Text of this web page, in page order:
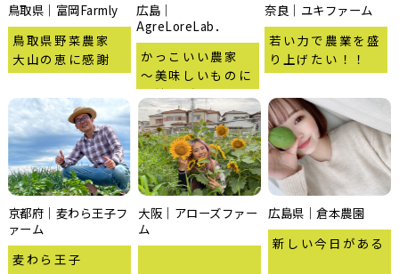
鳥取県｜富岡Farmly
鳥取県野菜農家
大山の恵に感謝
広島｜
AgreLoreLab．
かっこいい農家
～美味しいものに
は情熱がある～
奈良｜ユキファーム
若い力で農業を盛
り上げたい！！
京都府｜麦わら王子フ
ァーム
麦わら王子
大阪｜アローズファー
ム
広島県｜倉本農園
新しい今日がある